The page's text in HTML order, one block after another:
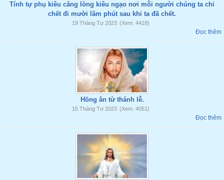
Tính tự phụ kiêu căng lòng kiêu ngạo nơi mỗi người chúng ta chỉ
chết đi mười lăm phút sau khi ta đã chết.
19 Tháng Tư 2023 (Xem: 4418)
Đọc thêm
Hồng ân từ thánh lễ.
15 Tháng Tư 2023 (Xem: 4051)
Đọc thêm